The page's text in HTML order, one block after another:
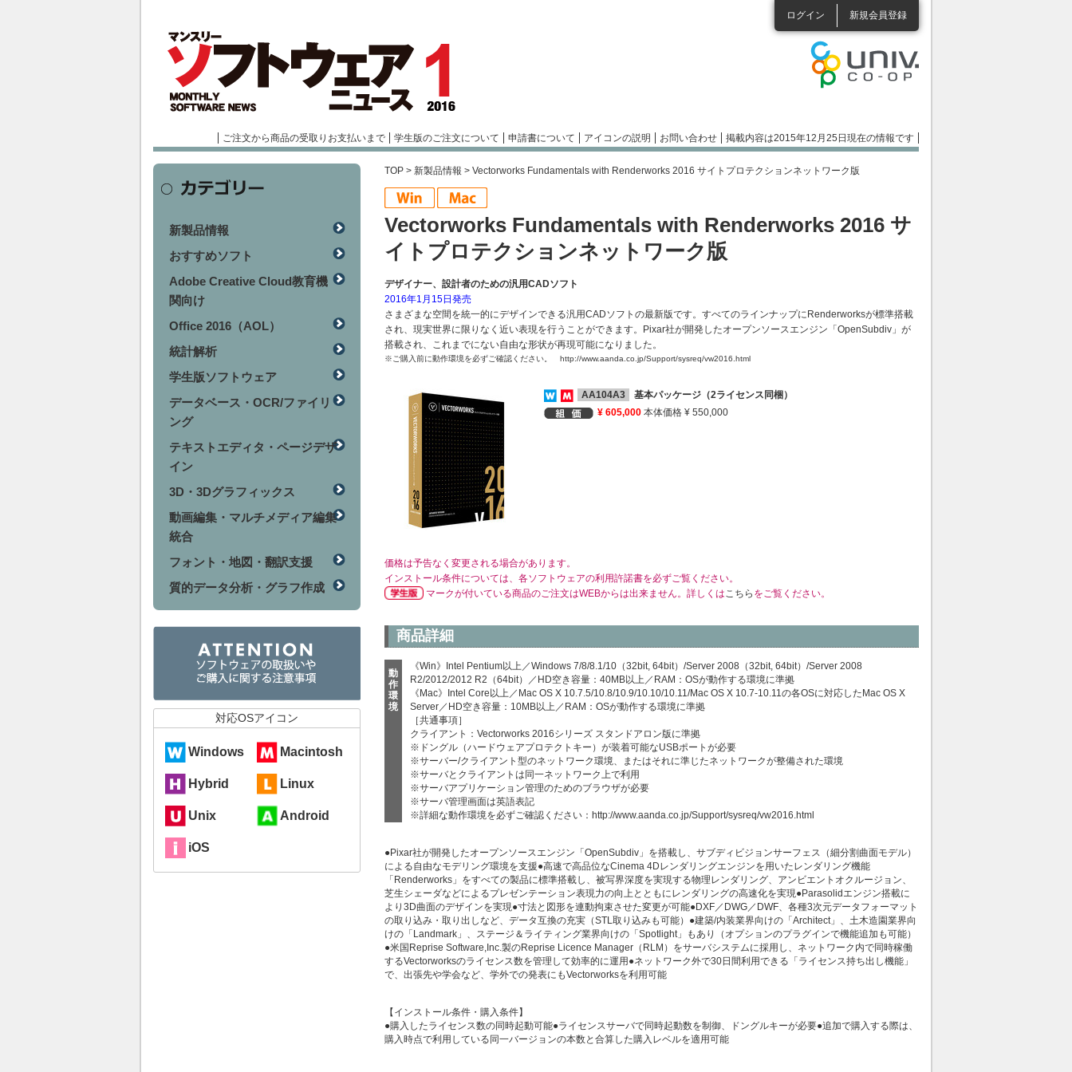
ログイン 新規会員登録
ご注文から商品の受取りお支払いまで 学生版のご注文について 申請書について アイコンの説明 お問い合わせ 掲載内容は2015年12月25日現在の情報です
TOP > 新製品情報 > Vectorworks Fundamentals with Renderworks 2016 サイトプロテクションネットワーク版
Vectorworks Fundamentals with Renderworks 2016 サ
イトプロテクションネットワーク版
デザイナー、設計者のための汎用CADソフト
2016年1月15日発売
さまざまな空間を統一的にデザインできる汎用CADソフトの最新版です。すべてのラインナップにRenderworksが標準搭載
され、現実世界に限りなく近い表現を行うことができます。Pixar社が開発したオープンソースエンジン「OpenSubdiv」が
搭載され、これまでにない自由な形状が再現可能になりました。
※ご購入前に動作環境を必ずご確認ください。 http://www.aanda.co.jp/Support/sysreq/vw2016.html
AA104A3
基本パッケージ（2ライセンス同梱）
¥ 605,000 本体価格 ¥ 550,000
価格は予告なく変更される場合があります。
インストール条件については、各ソフトウェアの利用許諾書を必ずご覧ください。
マークが付いている商品のご注文はWEBからは出来ません。詳しくはこちら をご覧ください。
商品詳細
動
作
環
境
《Win》Intel Pentium以上／Windows 7/8/8.1/10（32bit, 64bit）/Server 2008（32bit, 64bit）/Server 2008
R2/2012/2012 R2（64bit）／HD空き容量：40MB以上／RAM：OSが動作する環境に準拠
《Mac》Intel Core以上／Mac OS X 10.7.5/10.8/10.9/10.10/10.11/Mac OS X 10.7-10.11の各OSに対応したMac OS X
Server／HD空き容量：10MB以上／RAM：OSが動作する環境に準拠
［共通事項］
クライアント：Vectorworks 2016シリーズ スタンドアロン版に準拠
※ドングル（ハードウェアプロテクトキー）が装着可能なUSBポートが必要
※サーバー/クライアント型のネットワーク環境、またはそれに準じたネットワークが整備された環境
※サーバとクライアントは同一ネットワーク上で利用
※サーバアプリケーション管理のためのブラウザが必要
※サーバ管理画面は英語表記
※詳細な動作環境を必ずご確認ください： http://www.aanda.co.jp/Support/sysreq/vw2016.html
●Pixar社が開発したオープンソースエンジン「OpenSubdiv」を搭載し、サブディビジョンサーフェス（細分割曲面モデル）
による自由なモデリング環境を支援●高速で高品位なCinema 4Dレンダリングエンジンを用いたレンダリング機能
「Renderworks」をすべての製品に標準搭載し、被写界深度を実現する物理レンダリング、アンビエントオクルージョン、
芝生シェーダなどによるプレゼンテーション表現力の向上とともにレンダリングの高速化を実現●Parasolidエンジン搭載に
より3D曲面のデザインを実現●寸法と図形を連動拘束させた変更が可能●DXF／DWG／DWF、各種3次元データフォーマット
の取り込み・取り出しなど、データ互換の充実（STL取り込みも可能）●建築/内装業界向けの「Architect」、土木造園業界向
けの「Landmark」、ステージ＆ライティング業界向けの「Spotlight」もあり（オプションのプラグインで機能追加も可能）
●米国Reprise Software,Inc.製のReprise Licence Manager（RLM）をサーバシステムに採用し、ネットワーク内で同時稼働
するVectorworksのライセンス数を管理して効率的に運用●ネットワーク外で30日間利用できる「ライセンス持ち出し機能」
で、出張先や学会など、学外での発表にもVectorworksを利用可能
【インストール条件・購入条件】
●購入したライセンス数の同時起動可能●ライセンスサーバで同時起動数を制御、ドングルキーが必要●追加で購入する際は、
購入時点で利用している同一バージョンの本数と合算した購入レベルを適用可能
新製品情報
おすすめソフト
Adobe Creative Cloud教育機
関向け
Office 2016（AOL）
統計解析
学生版ソフトウェア
データベース・OCR/ファイリ
ング
テキストエディタ・ページデザ
イン
3D・3Dグラフィックス
動画編集・マルチメディア編集
統合
フォント・地図・翻訳支援
質的データ分析・グラフ作成
対応OSアイコン
Windows Macintosh
Hybrid Linux
Unix Android
iOS